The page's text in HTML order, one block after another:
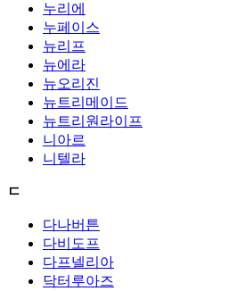
누리에
누페이스
뉴리프
뉴에라
뉴오리진
뉴트리메이드
뉴트리원라이프
니아르
니텔라
ㄷ
다나버튼
다비도프
다프넬리아
닥터루아즈